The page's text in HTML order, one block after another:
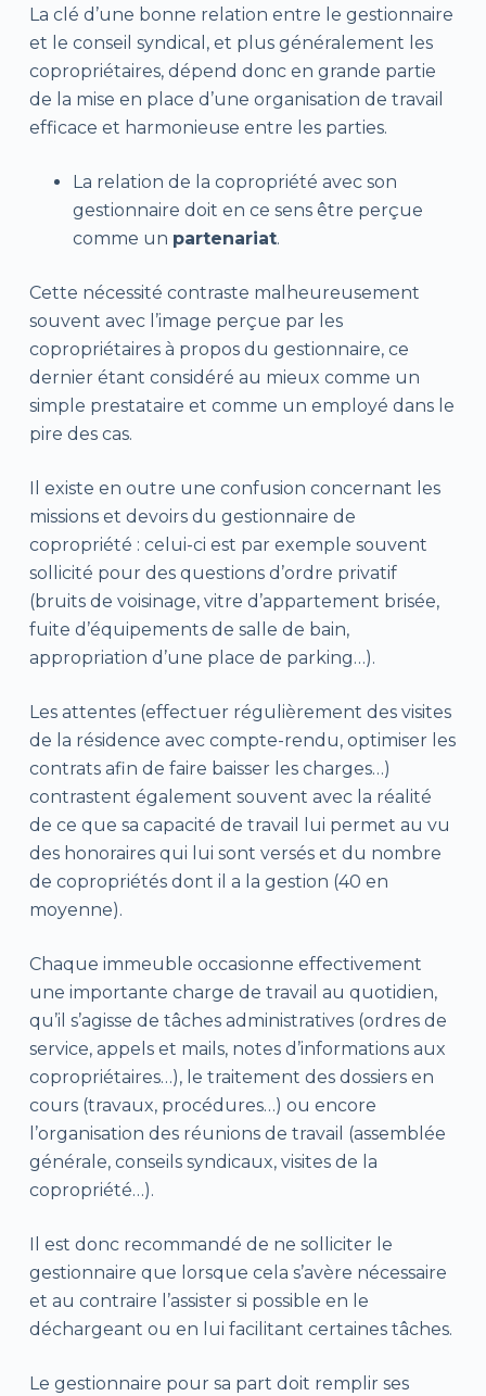
La clé d’une bonne relation entre le gestionnaire
et le conseil syndical, et plus généralement les
copropriétaires, dépend donc en grande partie
de la mise en place d’une organisation de travail
efficace et harmonieuse entre les parties.
La relation de la copropriété avec son
gestionnaire doit en ce sens être perçue
comme un partenariat.
Cette nécessité contraste malheureusement
souvent avec l’image perçue par les
copropriétaires à propos du gestionnaire, ce
dernier étant considéré au mieux comme un
simple prestataire et comme un employé dans le
pire des cas.
Il existe en outre une confusion concernant les
missions et devoirs du gestionnaire de
copropriété : celui-ci est par exemple souvent
sollicité pour des questions d’ordre privatif
(bruits de voisinage, vitre d’appartement brisée,
fuite d’équipements de salle de bain,
appropriation d’une place de parking…).
Les attentes (effectuer régulièrement des visites
de la résidence avec compte-rendu, optimiser les
contrats afin de faire baisser les charges…)
contrastent également souvent avec la réalité
de ce que sa capacité de travail lui permet au vu
des honoraires qui lui sont versés et du nombre
de copropriétés dont il a la gestion (40 en
moyenne).
Chaque immeuble occasionne effectivement
une importante charge de travail au quotidien,
qu’il s’agisse de tâches administratives (ordres de
service, appels et mails, notes d’informations aux
copropriétaires…), le traitement des dossiers en
cours (travaux, procédures…) ou encore
l’organisation des réunions de travail (assemblée
générale, conseils syndicaux, visites de la
copropriété…).
Il est donc recommandé de ne solliciter le
gestionnaire que lorsque cela s’avère nécessaire
et au contraire l’assister si possible en le
déchargeant ou en lui facilitant certaines tâches.
Le gestionnaire pour sa part doit remplir ses